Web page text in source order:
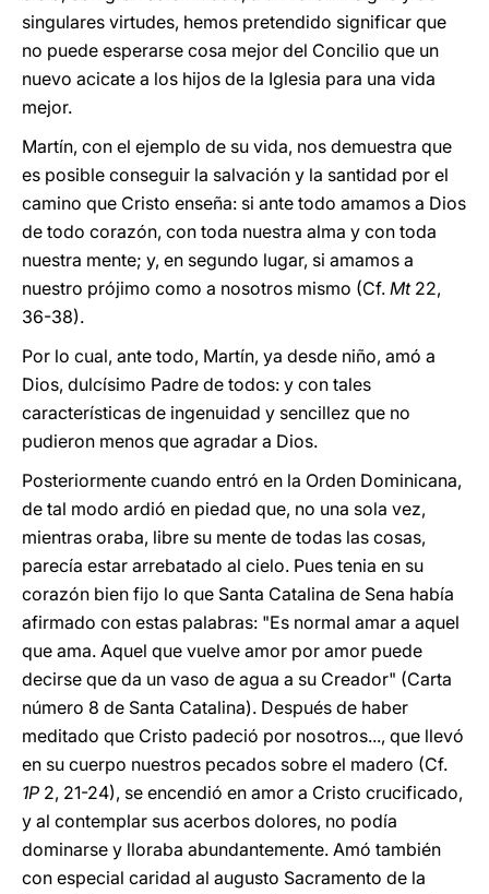
singulares virtudes, hemos pretendido significar que
no puede esperarse cosa mejor del Concilio que un
nuevo acicate a los hijos de la Iglesia para una vida
mejor.
Martín, con el ejemplo de su vida, nos demuestra que
es posible conseguir la salvación y la santidad por el
camino que Cristo enseña: si ante todo amamos a Dios
de todo corazón, con toda nuestra alma y con toda
nuestra mente; y, en segundo lugar, si amamos a
nuestro prójimo como a nosotros mismo (Cf. Mt22,
36-38).
Por lo cual, ante todo, Martín, ya desde niño, amó a
Dios, dulcísimo Padre de todos: y con tales
características de ingenuidad y sencillez que no
pudieron menos que agradar a Dios.
Posteriormente cuando entró en la Orden Dominicana,
de tal modo ardió en piedad que, no una sola vez,
mientras oraba, libre su mente de todas las cosas,
parecía estar arrebatado al cielo. Pues tenia en su
corazón bien fijo lo que Santa Catalina de Sena había
afirmado con estas palabras: "Es normal amar a aquel
que ama. Aquel que vuelve amor por amor puede
decirse que da un vaso de agua a su Creador" (Carta
número 8 de Santa Catalina). Después de haber
meditado que Cristo padeció por nosotros..., que llevó
en su cuerpo nuestros pecados sobre el madero (Cf.
1P 2, 21-24), se encendió en amor a Cristo crucificado,
y al contemplar sus acerbos dolores, no podía
dominarse y lloraba abundantemente. Amó también
con especial caridad al augusto Sacramento de la